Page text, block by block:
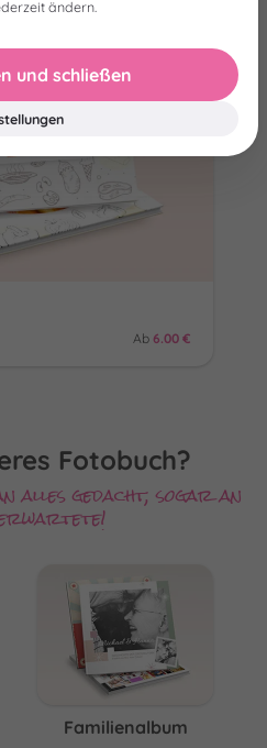
Ab 6.00 €
Fotobuch?
alles gedacht, sogar an
Familienalbum
ändern.
und schließen